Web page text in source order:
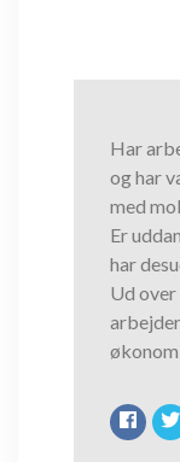
Har
og har
med
Er
har
Ud